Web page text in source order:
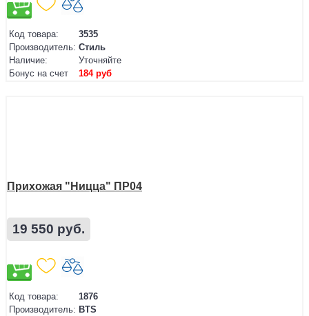
Код товара:
3535
Производитель: Стиль
Наличие:
Уточняйте
Бонус на счет
184 руб
Прихожая "Ницца" ПР04
19 550 руб.
Код товара:
1876
Производитель: BTS